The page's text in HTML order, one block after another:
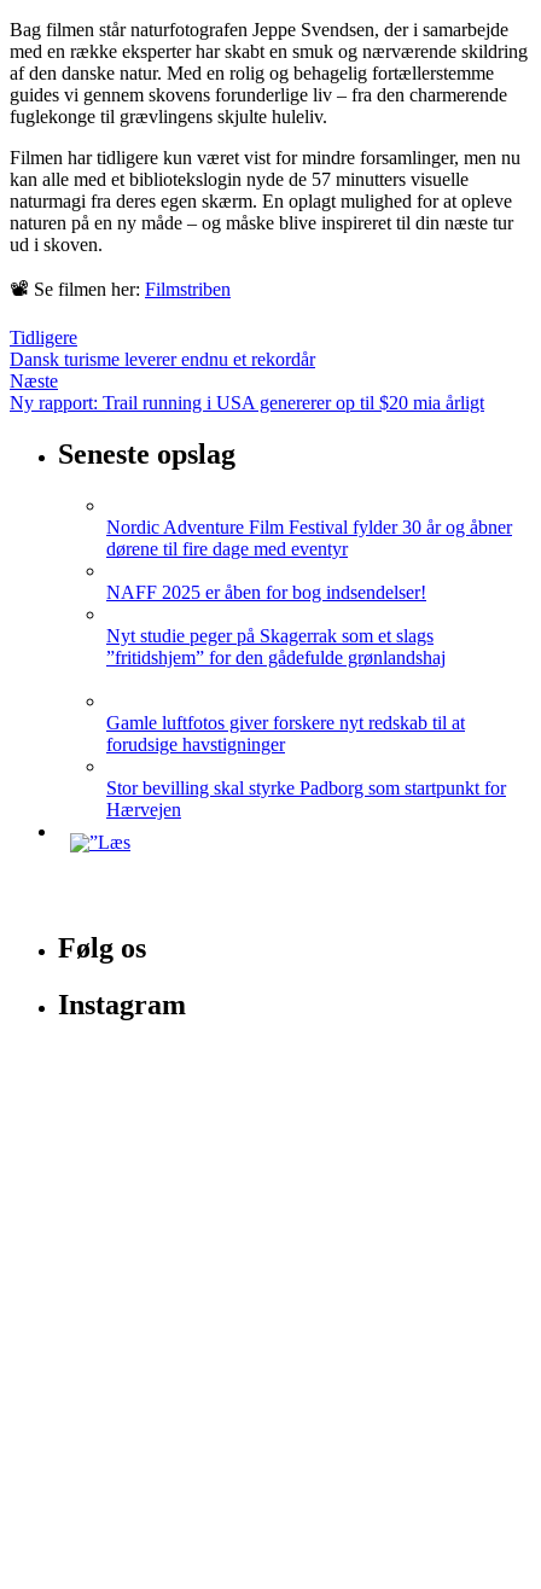
Bag filmen står naturfotografen Jeppe Svendsen, der i samarbejde
med en række eksperter har skabt en smuk og nærværende skildring
af den danske natur. Med en rolig og behagelig fortællerstemme
guides vi gennem skovens forunderlige liv – fra den charmerende
fuglekonge til grævlingens skjulte huleliv.
Filmen har tidligere kun været vist for mindre forsamlinger, men nu
kan alle med et bibliotekslogin nyde de 57 minutters visuelle
naturmagi fra deres egen skærm. En oplagt mulighed for at opleve
naturen på en ny måde – og måske blive inspireret til din næste tur
ud i skoven.
📽 Se filmen her: Filmstriben
Tidligere
Dansk turisme leverer endnu et rekordår
Næste
Ny rapport: Trail running i USA genererer op til $20 mia årligt
Seneste opslag
Nordic Adventure Film Festival fylder 30 år og åbner
dørene til fire dage med eventyr
NAFF 2025 er åben for bog indsendelser!
Nyt studie peger på Skagerrak som et slags
”fritidshjem” for den gådefulde grønlandshaj
Gamle luftfotos giver forskere nyt redskab til at
forudsige havstigninger
Stor bevilling skal styrke Padborg som startpunkt for
Hærvejen
Følg os
Instagram